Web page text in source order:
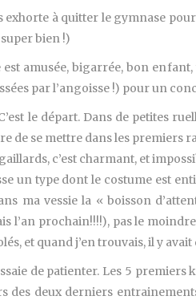
exhorte à quitter le gymnase
bien !)
est amusée, bigarrée, bon
par l’angoisse !) pour un
le départ. Dans de petites
de se mettre dans les premiers
c’est charmant, et
un type dont le costume est
ma vessie la « boisson
l’an prochain!!!!), pas le
et quand j’en trouvais, il y
de patienter. Les 5 premiers
des deux derniers